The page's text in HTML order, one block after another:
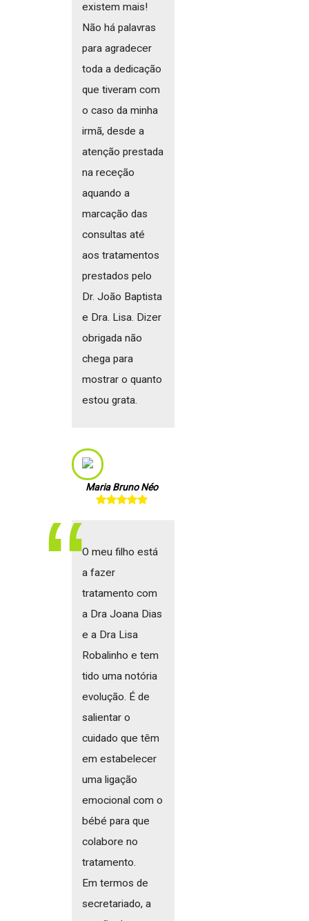
existem mais!
Não há palavras
para agradecer
toda a dedicação
que tiveram com
o caso da minha
irmã, desde a
atenção prestada
na receção
aquando a
marcação das
consultas até
aos tratamentos
prestados pelo
Dr. João Baptista
e Dra. Lisa. Dizer
obrigada não
chega para
mostrar o quanto
estou grata.
Maria Bruno Néo
O meu filho está
a fazer
tratamento com
a Dra Joana Dias
e a Dra Lisa
Robalinho e tem
tido uma notória
evolução. É de
salientar o
cuidado que têm
em estabelecer
uma ligação
emocional com o
bébé para que
colabore no
tratamento.
Em termos de
secretariado, a